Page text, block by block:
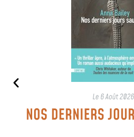
Le 6 Août 2026
NOS DERNIERS